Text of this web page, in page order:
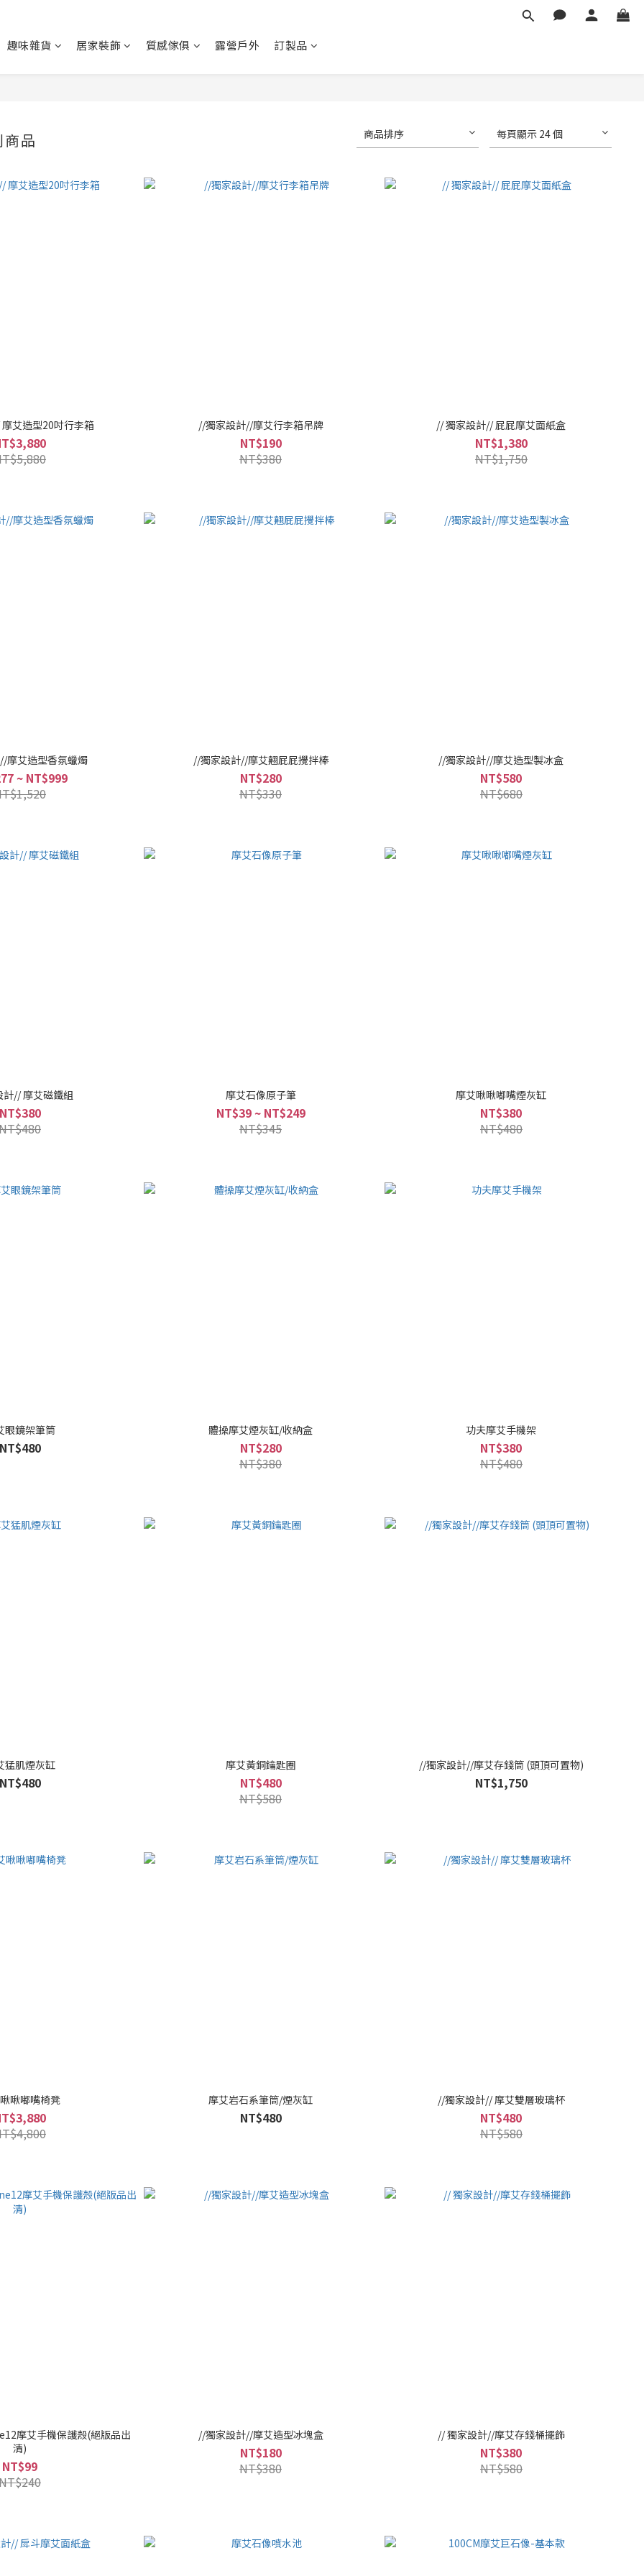
趣味雜貨 居家裝飾 質感傢俱 露營戶外 訂製品
品 商品排序 每頁顯示 24 個
艾造型20吋行李箱 //獨家設計//摩艾行李箱吊牌
NT$190
NT$380
// 獨家設計// 屁屁摩艾面紙盒
NT$1,380
NT$1,750
摩艾造型香氛蠟燭
~ NT$999
//獨家設計//摩艾翹屁屁攪拌棒
NT$280
NT$330
//獨家設計//摩艾造型製冰盒
NT$580
NT$680
// 摩艾磁鐵組 摩艾石像原子筆
NT$39 ~ NT$249
NT$345
摩艾啾啾嘟嘴煙灰缸
NT$380
NT$480
眼鏡架筆筒 體操摩艾煙灰缸/收納盒
NT$280
NT$380
功夫摩艾手機架
NT$380
NT$480
猛肌煙灰缸 摩艾黃銅鑰匙圈
NT$480
NT$580
//獨家設計//摩艾存錢筒 (頭頂可置物)
NT$1,750
啾嘟嘴椅凳 摩艾岩石系筆筒/煙灰缸
NT$480
//獨家設計// 摩艾雙層玻璃杯
NT$480
NT$580
摩艾手機保護殼(絕版品出
清)
NT$99
//獨家設計//摩艾造型冰塊盒
NT$180
NT$380
// 獨家設計//摩艾存錢桶擺飾
NT$380
NT$580